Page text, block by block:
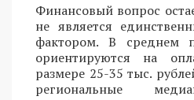
Финансовый вопрос
не является
фактором. В среднем
ориентируются на
размере 25-35 тыс.
региональные